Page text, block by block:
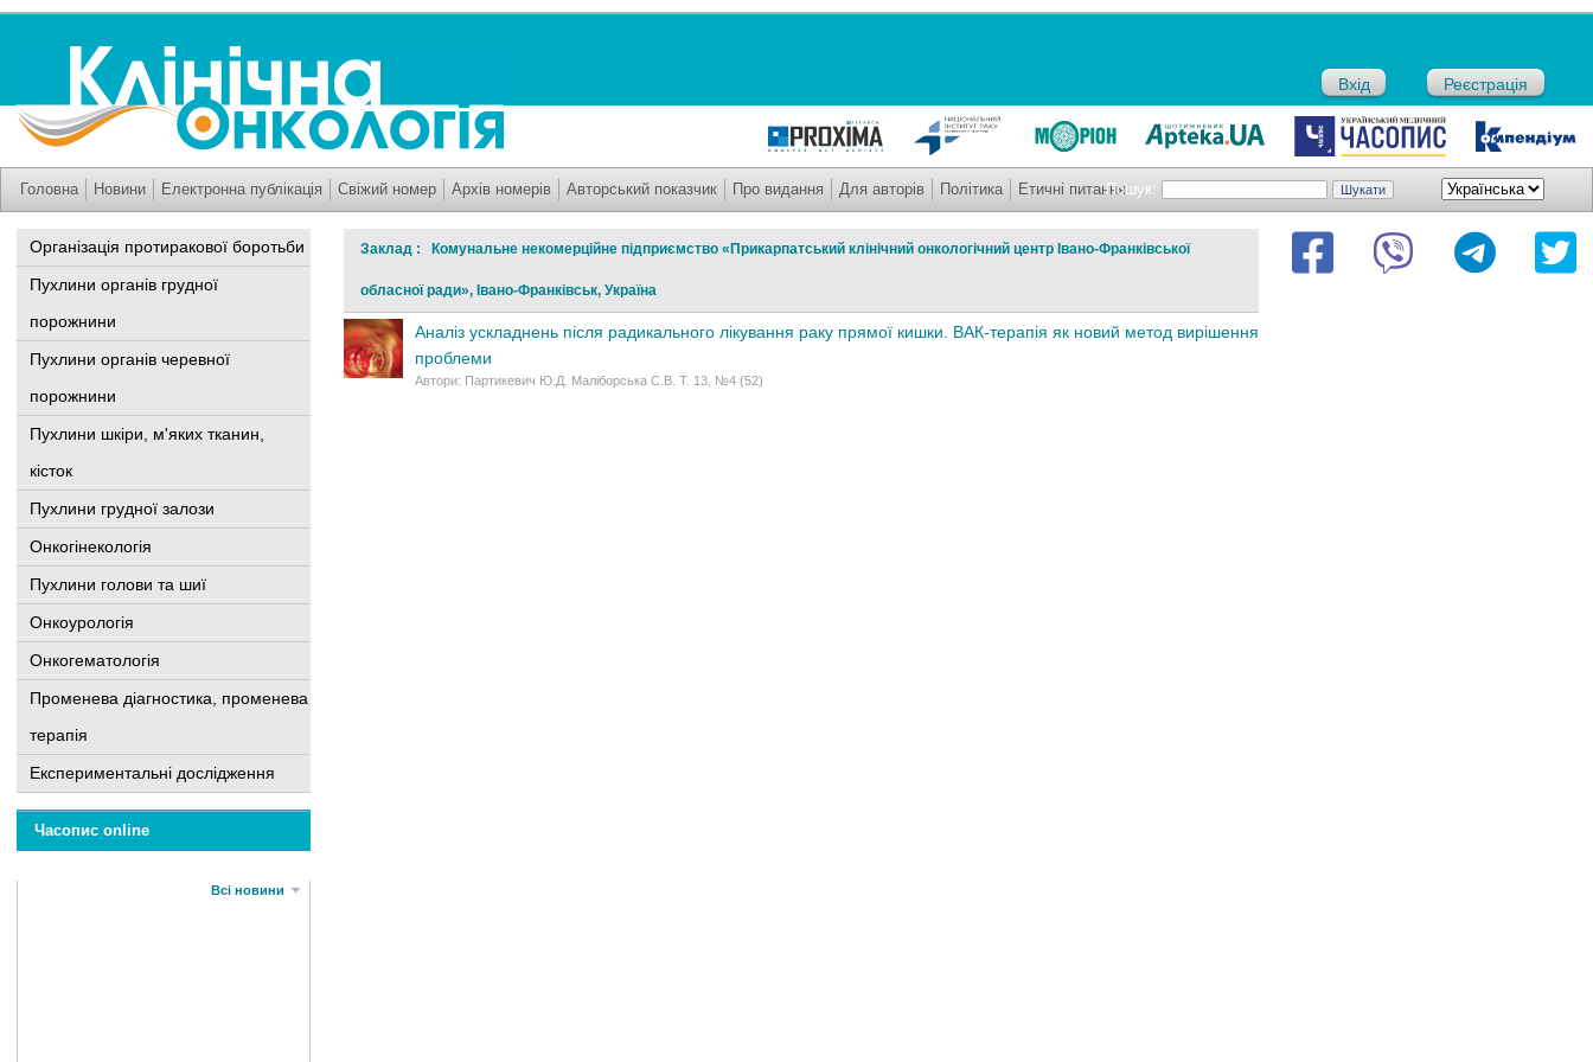
Вхід Реєстрація
Пошук:
Головна Новини Електронна публікація Свіжий номер Архів номерів Авторський показчик Про видання Для авторів Політика Етичні питання
Організація протиракової боротьби
Пухлини органів грудної
порожнини
Пухлини органів черевної
порожнини
Пухлини шкіри, м'яких тканин,
кісток
Пухлини грудної залози
Онкогінекологія
Пухлини голови та шиї
Онкоурологія
Онкогематологія
Променева діагностика, променева
терапія
Експериментальні дослідження
Часопис online
Всі новини
Заклад : Комунальне некомерційне підприємство «Прикарпатський клінічний онкологічний центр Івано-Франківської
обласної ради», Івано-Франківськ, Україна
Аналіз ускладнень після радикального лікування раку прямої кишки. ВАК-терапія як новий метод вирішення
проблеми
Автори: Партикевич Ю.Д. Маліборська С.В. Т. 13, №4 (52)